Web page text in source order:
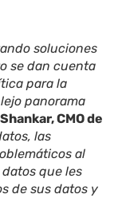
soluciones
se dan cuenta
para la
panorama
CMO de
las
al
que les
de sus datos y